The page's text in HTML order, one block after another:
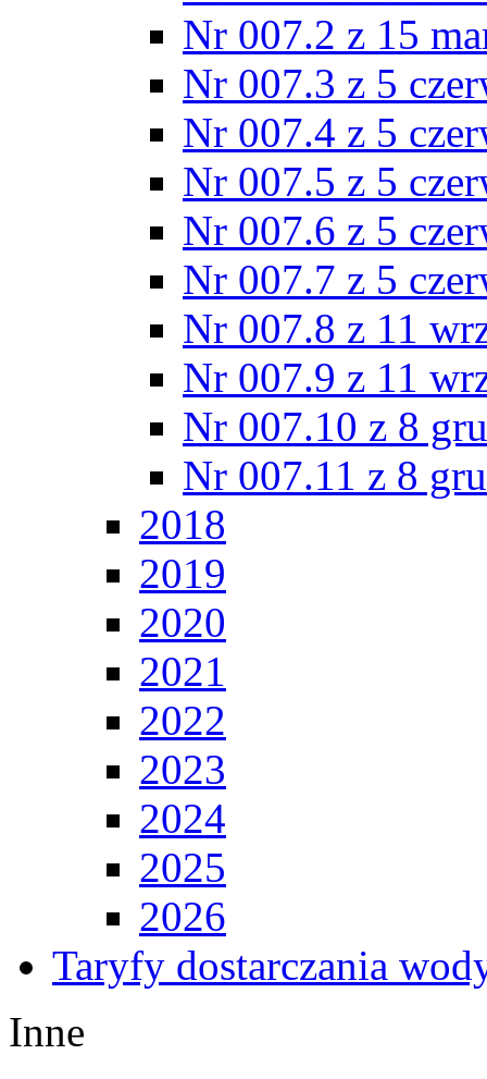
Nr 007.2 z 15
Nr 007.3 z 5
Nr 007.4 z 5
Nr 007.5 z 5
Nr 007.6 z 5
Nr 007.7 z 5
Nr 007.8 z 11
Nr 007.9 z 11
Nr 007.10 z 8
Nr 007.11 z 8
2018
2019
2020
2021
2022
2023
2024
2025
2026
Taryfy dostarczania
Inne